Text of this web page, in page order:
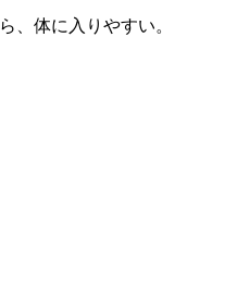
、体に入りやすい。